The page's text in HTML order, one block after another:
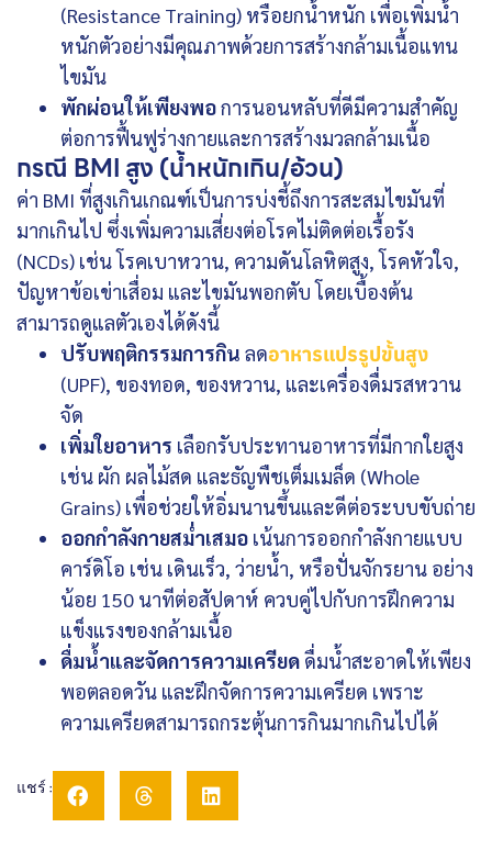
(Resistance Training) หรือยกน้ำหนัก เพื่อเพิ่มน้ำ
หนักตัวอย่างมีคุณภาพด้วยการสร้างกล้ามเนื้อแทน
ไขมัน
พักผ่อนให้เพียงพอการนอนหลับที่ดีมีความสำคัญ
ต่อการฟื้นฟูร่างกายและการสร้างมวลกล้ามเนื้อ
กรณี BMI สูง (น้ำหนักเกิน/อ้วน)
ค่า BMI ที่สูงเกินเกณฑ์เป็นการบ่งชี้ถึงการสะสมไขมันที่
มากเกินไป ซึ่งเพิ่มความเสี่ยงต่อโรคไม่ติดต่อเรื้อรัง
(NCDs) เช่น โรคเบาหวาน, ความดันโลหิตสูง, โรคหัวใจ,
ปัญหาข้อเข่าเสื่อม และไขมันพอกตับ โดยเบื้องต้น
สามารถดูแลตัวเองได้ดังนี้
ปรับพฤติกรรมการกิน ลดอาหารแปรรูปขั้นสูง
(UPF), ของทอด, ของหวาน, และเครื่องดื่มรสหวาน
จัด
เพิ่มใยอาหาร เลือกรับประทานอาหารที่มีกากใยสูง
เช่น ผัก ผลไม้สด และธัญพืชเต็มเมล็ด (Whole
Grains) เพื่อช่วยให้อิ่มนานขึ้นและดีต่อระบบขับถ่าย
ออกกำลังกายสม่ำเสมอ เน้นการออกกำลังกายแบบ
คาร์ดิโอ เช่น เดินเร็ว, ว่ายน้ำ, หรือปั่นจักรยาน อย่าง
น้อย 150 นาทีต่อสัปดาห์ ควบคู่ไปกับการฝึกความ
แข็งแรงของกล้ามเนื้อ
ดื่มน้ำและจัดการความเครียดดื่มน้ำสะอาดให้เพียง
พอตลอดวัน และฝึกจัดการความเครียด เพราะ
ความเครียดสามารถกระตุ้นการกินมากเกินไปได้
แชร์ :